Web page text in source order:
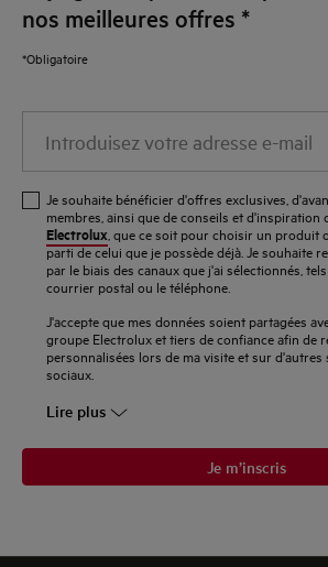
nos meilleures offres *
*Obligatoire
votre
e-
mail
Je souhaite bénéficier d'offres exclusives,
membres, ainsi que de conseils et d'inspiration
Electrolux , que ce soit pour choisir un produit
parti de celui que je possède déjà. Je souhaite
par le biais des canaux que j'ai sélectionnés,
courrier postal ou le téléphone.
J'accepte que mes données soient partagées
groupe Electrolux et tiers de confiance afin de
personnalisées lors de ma visite et sur d'autres
sociaux.
Lire plus
Je m’inscris